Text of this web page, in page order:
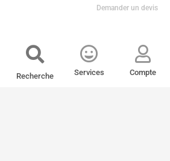
Demander un devis
Recherche Services Compte